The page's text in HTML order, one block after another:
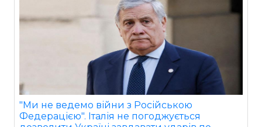
"Ми не ведемо війни з Російською
Федерацією". Італія не погоджується